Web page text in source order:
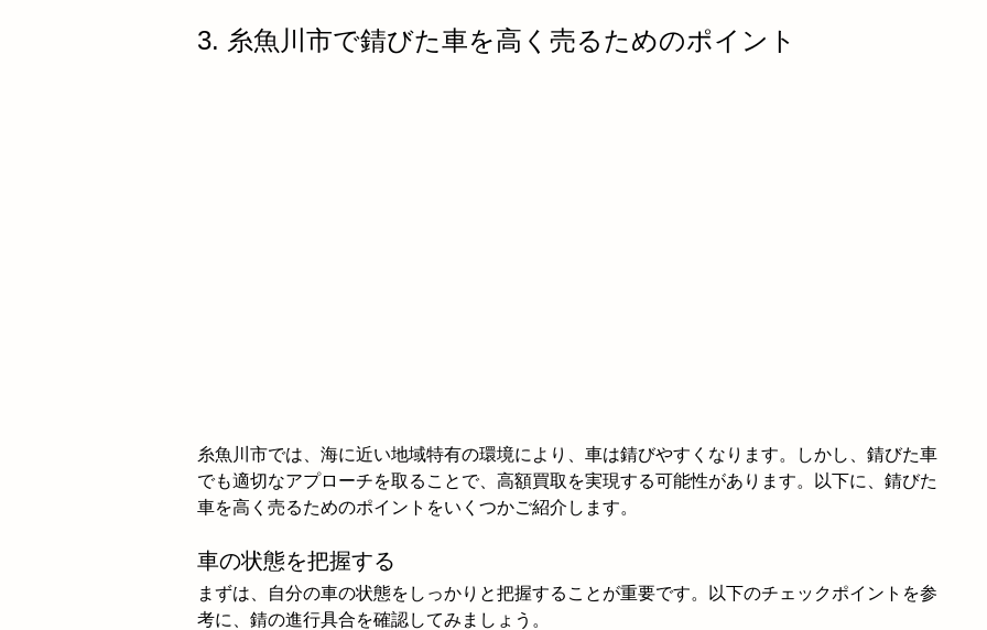
3. 糸魚川市で錆びた車を高く売るためのポイント
糸魚川市では、海に近い地域特有の環境により、車は錆びやすくなります。しかし、錆びた車
でも適切なアプローチを取ることで、高額買取を実現する可能性があります。以下に、錆びた
車を高く売るためのポイントをいくつかご紹介します。
車の状態を把握する
まずは、自分の車の状態をしっかりと把握することが重要です。以下のチェックポイントを参
考に、錆の進行具合を確認してみましょう。